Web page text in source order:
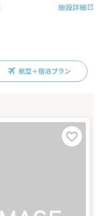
施設詳細
航空＋宿泊プラン